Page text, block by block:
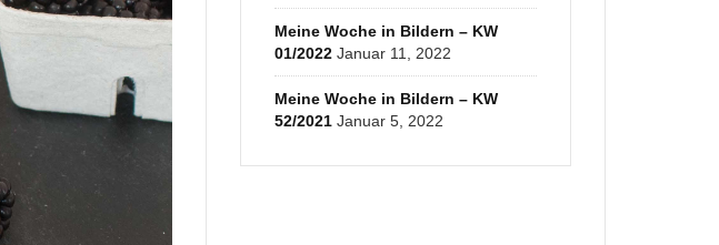
Meine Woche in Bildern – KW
01/2022 Januar 11, 2022
Meine Woche in Bildern – KW
52/2021 Januar 5, 2022